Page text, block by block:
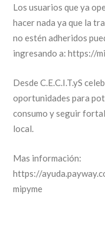
Los usuarios que ya
hacer nada ya que la
no estén adheridos
ingresando a: https://
Desde C.E.C.I.T.yS
oportunidades para
consumo y seguir
local.
Mas información:
https://
mipyme